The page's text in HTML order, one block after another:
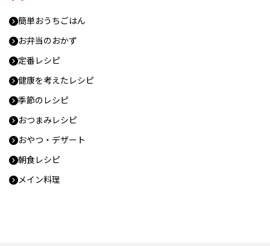
簡単おうちごはん
お弁当のおかず
定番レシピ
健康を考えたレシピ
季節のレシピ
おつまみレシピ
おやつ・デザート
朝食レシピ
メイン料理